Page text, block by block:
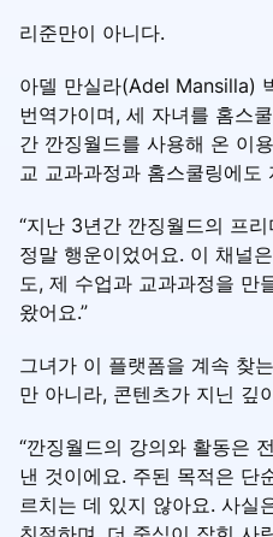
리준만이 아니다.
아델 만실라(Adel Mansilla)
번역가이며, 세 자녀를 홈스
간 깐징월드를 사용해 온 이
교 교과과정과 홈스쿨링에도
“지난 3년간 깐징월드의 프
정말 행운이었어요. 이 채널
도, 제 수업과 교과과정을 만
왔어요.”
그녀가 이 플랫폼을 계속 찾
만 아니라, 콘텐츠가 지닌 깊
“깐징월드의 강의와 활동은
낸 것이에요. 주된 목적은 단
르치는 데 있지 않아요. 사실